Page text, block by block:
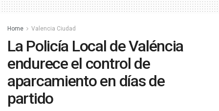
Home Valencia Ciudad
La Policía Local de Valéncia
endurece el control de
aparcamiento en días de
partido